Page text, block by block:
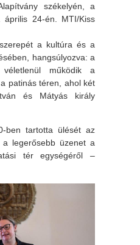
székelyén, a
április 24-én. MTI/Kiss
a kultúra és a
hangsúlyozva: a
működik a
patinás téren, ahol két
és Mátyás király
ben tartotta ülését az
a legerősebb üzenet a
tér egységéről –